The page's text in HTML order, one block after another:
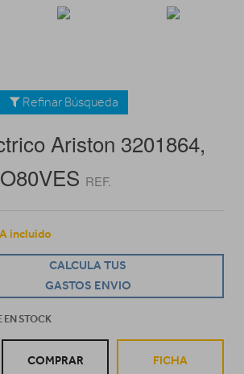
Refinar Búsqueda
Ariston 3201864,
REF.
incluido
CALCULA TUS
GASTOS ENVIO
EN STOCK
COMPRAR FICHA